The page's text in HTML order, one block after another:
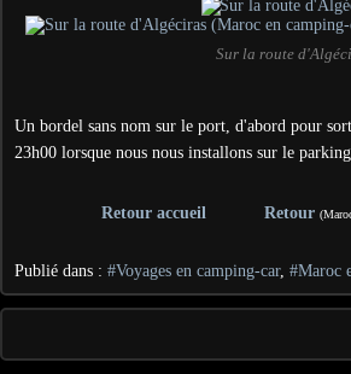
Sur la route
Un bordel sans nom sur le port, d'abord pour
23h00 lorsque nous nous installons sur le
Retour accueil Retour
Publié dans : #Voyages en camping-car, #Maroc